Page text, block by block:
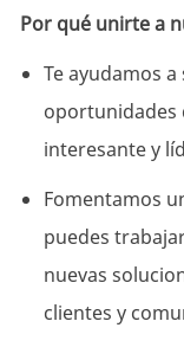
Por qué unirte a
Te ayudamos
oportunidades
interesante y
Fomentamos
puedes
nuevas
clientes y